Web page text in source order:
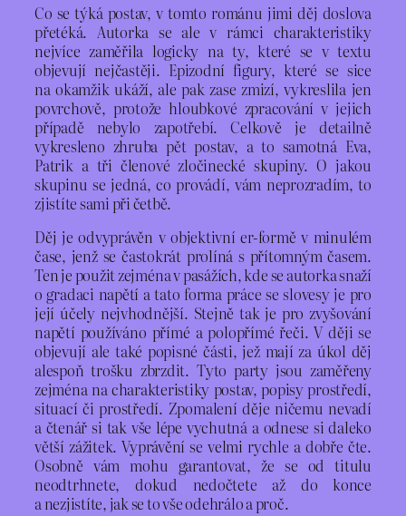
Co se týká postav, v tomto románu jimi děj doslova
přetéká. Autorka se ale v rámci charakteristiky
nejvíce zaměřila logicky na ty, které se v textu
objevují nejčastěji. Epizodní figury, které se sice
na okamžik ukáží, ale pak zase zmizí, vykreslila jen
povrchově, protože hloubkové zpracování v jejich
případě nebylo zapotřebí. Celkově je detailně
vykresleno zhruba pět postav, a to samotná Eva,
Patrik a tři členové zločinecké skupiny. O jakou
skupinu se jedná, co provádí, vám neprozradím, to
zjistíte sami při četbě.
Děj je odvyprávěn v objektivní er-formě v minulém
čase, jenž se častokrát prolíná s přítomným časem.
Ten je použit zejména v pasážích, kde se autorka snaží
o gradaci napětí a tato forma práce se slovesy je pro
její účely nejvhodnější. Stejně tak je pro zvyšování
napětí používáno přímé a polopřímé řeči. V ději se
objevují ale také popisné části, jež mají za úkol děj
alespoň trošku zbrzdit. Tyto party jsou zaměřeny
zejména na charakteristiky postav, popisy prostředí,
situací či prostředí. Zpomalení děje ničemu nevadí
a čtenář si tak vše lépe vychutná a odnese si daleko
větší zážitek. Vyprávění se velmi rychle a dobře čte.
Osobně vám mohu garantovat, že se od titulu
neodtrhnete, dokud nedočtete až do konce
a nezjistíte, jak se to vše odehrálo a proč.